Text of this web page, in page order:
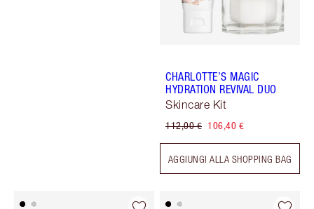
CHARLOTTE’S MAGIC
HYDRATION REVIVAL DUO
Skincare Kit
112,00 € 106,40 €
AGGIUNGI ALLA SHOPPING BAG